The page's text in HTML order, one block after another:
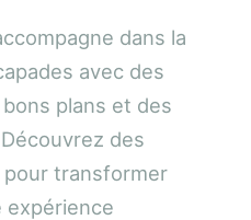
dans la
avec des
plans et des
des
transformer
expérience